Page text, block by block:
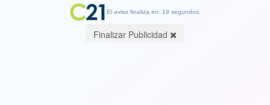
El aviso finaliza en: 19 segundos.
Finalizar Publicidad